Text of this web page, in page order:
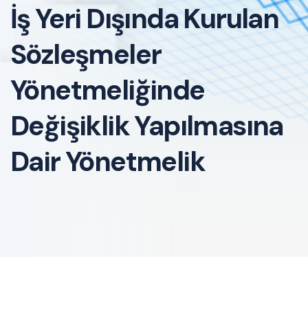
İş Yeri Dışında Kurulan
Sözleşmeler
Yönetmeliğinde
Değişiklik Yapılmasına
Dair Yönetmelik